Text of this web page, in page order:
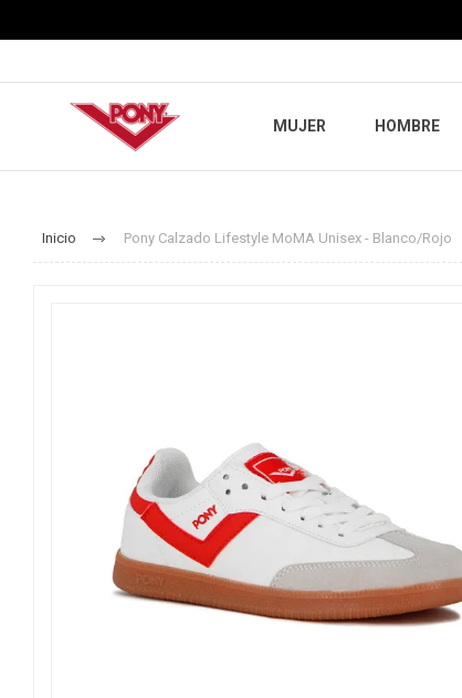
MUJER HOMBRE
Inicio Pony Calzado Lifestyle MoMA Unisex - Blanco/Rojo